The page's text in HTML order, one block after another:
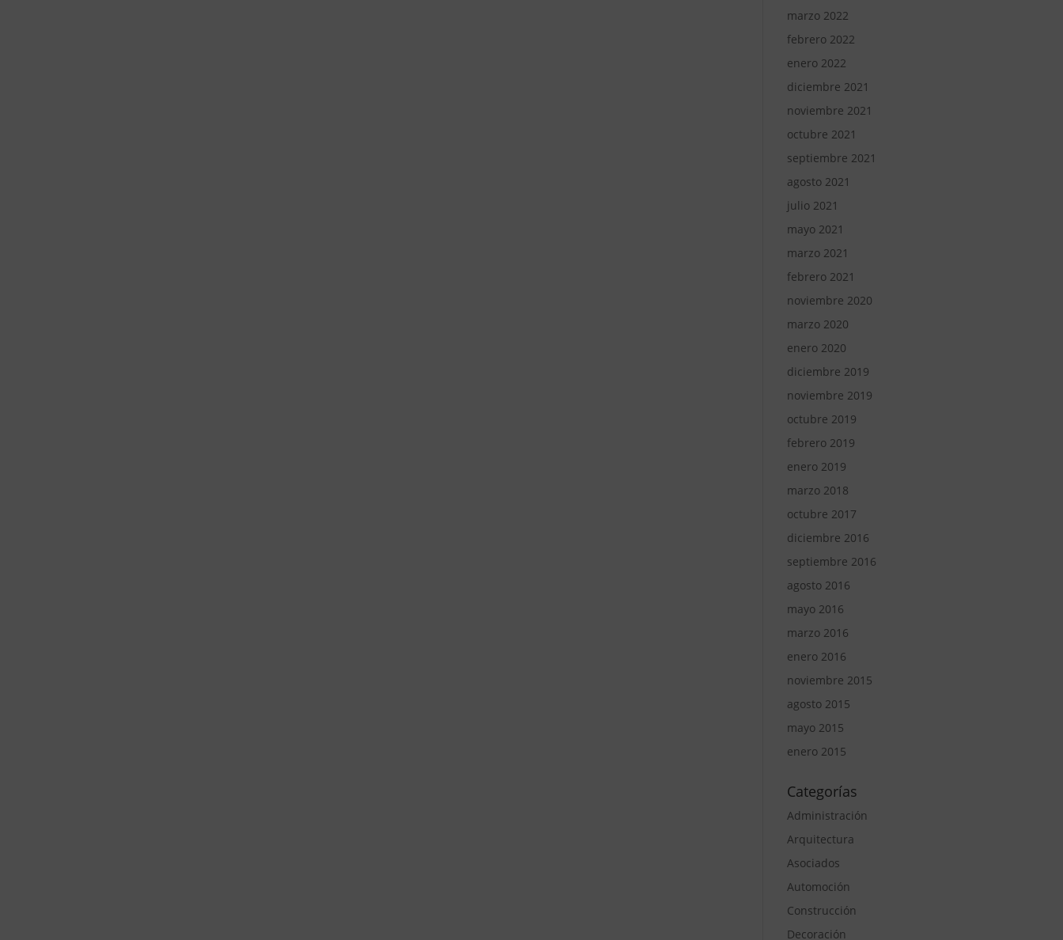
marzo 2022
febrero 2022
enero 2022
diciembre 2021
noviembre 2021
octubre 2021
septiembre 2021
agosto 2021
julio 2021
mayo 2021
marzo 2021
febrero 2021
noviembre 2020
marzo 2020
enero 2020
diciembre 2019
noviembre 2019
octubre 2019
febrero 2019
enero 2019
marzo 2018
octubre 2017
diciembre 2016
septiembre 2016
agosto 2016
mayo 2016
marzo 2016
enero 2016
noviembre 2015
agosto 2015
mayo 2015
enero 2015
Categorías
Administración
Arquitectura
Asociados
Automoción
Construcción
Decoración